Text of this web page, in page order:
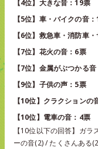
【4位】大きな音：19票
【5位】車・バイクの音
【6位】救急車・消防車
【7位】花火の音：6票
【7位】金属がぶつかる
【9位】子供の声：5票
【10位】クラクションの
【10位】電車の音：4票
【10位以下の回答】ガ
ーの音(2) / たくさんある